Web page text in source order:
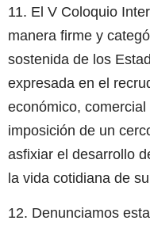
11. El V Coloquio
manera firme y
sostenida de los
expresada en el
económico,
imposición de un
asfixiar el desarrollo
la vida cotidiana de
12. Denunciamos